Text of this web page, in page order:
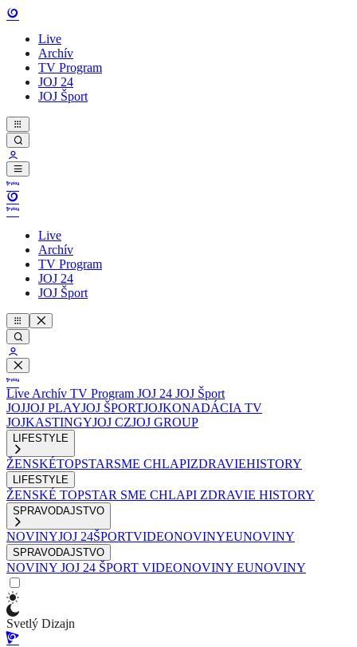
Live
Archív
TV Program
JOJ 24
JOJ Šport
Live
Archív
TV Program
JOJ 24
JOJ Šport
Live Archív TV Program JOJ 24 JOJ Šport
JOJJOJ PLAYJOJ ŠPORTJOJKONADÁCIA TV
JOJKASTINGYJOJ CZJOJ GROUP
LIFESTYLE
ŽENSKÉTOPSTARSME CHLAPIZDRAVIEHISTORY
LIFESTYLE
ŽENSKÉ TOPSTAR SME CHLAPI ZDRAVIE HISTORY
SPRAVODAJSTVO
NOVINYJOJ 24ŠPORTVIDEONOVINYEUNOVINY
SPRAVODAJSTVO
NOVINY JOJ 24 ŠPORT VIDEONOVINY EUNOVINY
Svetlý Dizajn